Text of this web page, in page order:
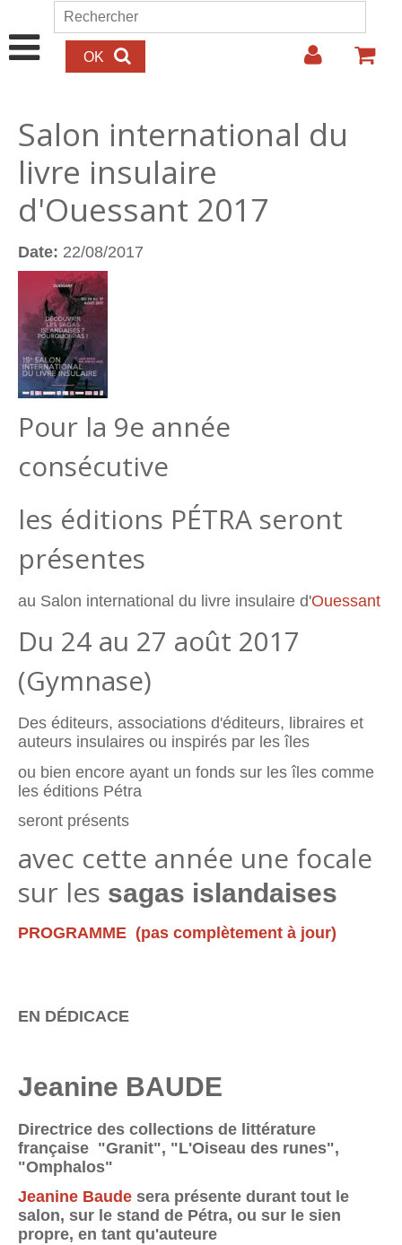
Aller au contenu principal
Formulaire de recherche
Rechercher
Salon international du
livre insulaire
d'Ouessant 2017
Date: 22/08/2017
Pour la 9e année
consécutive
les éditions PÉTRA seront
présentes
au Salon international du livre insulaire d'Ouessant
Du 24 au 27 août 2017
(Gymnase)
Des éditeurs, associations d'éditeurs, libraires et
auteurs insulaires ou inspirés par les îles
ou bien encore ayant un fonds sur les îles comme
les éditions Pétra
seront présents
avec cette année une focale
sur les sagas islandaises
PROGRAMME (pas complètement à jour)
EN DÉDICACE
Jeanine BAUDE
Directrice des collections de littérature
française "Granit", "L'Oiseau des runes",
"Omphalos"
Jeanine Baude sera présente durant tout le
salon, sur le stand de Pétra, ou sur le sien
propre, en tant qu'auteure